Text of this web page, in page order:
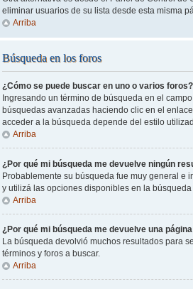
eliminar usuarios de su lista desde esta misma
Arriba
Búsqueda en los foros
¿Cómo se puede buscar en uno o varios foros?
Ingresando un término de búsqueda en el
búsquedas avanzadas haciendo clic en el
acceder a la búsqueda depende del estilo
Arriba
¿Por qué mi búsqueda me devuelve ningún
Probablemente su búsqueda fue muy general e
y utilizá las opciones disponibles en la
Arriba
¿Por qué mi búsqueda me devuelve una
La búsqueda devolvió muchos resultados para
términos y foros a buscar.
Arriba